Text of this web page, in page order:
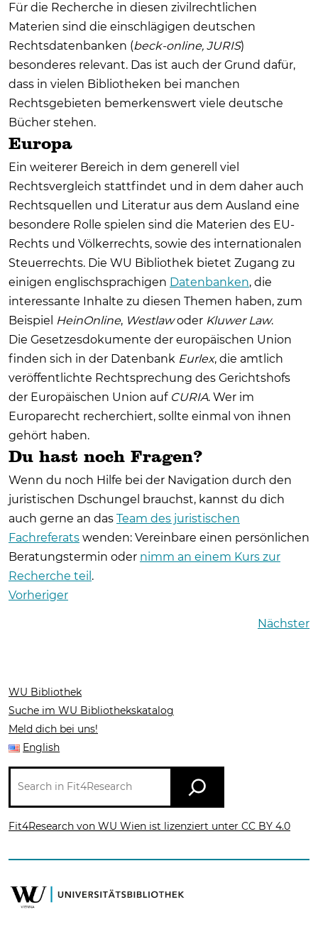
Für die Recherche in diesen zivilrechtlichen
Materien sind die einschlägigen deutschen
Rechtsdatenbanken (beck-online, JURIS)
besonderes relevant. Das ist auch der Grund dafür,
dass in vielen Bibliotheken bei manchen
Rechtsgebieten bemerkenswert viele deutsche
Bücher stehen.
Europa
Ein weiterer Bereich in dem generell viel
Rechtsvergleich stattfindet und in dem daher auch
Rechtsquellen und Literatur aus dem Ausland eine
besondere Rolle spielen sind die Materien des EU-
Rechts und Völkerrechts, sowie des internationalen
Steuerrechts. Die WU Bibliothek bietet Zugang zu
einigen englischsprachigen Datenbanken, die
interessante Inhalte zu diesen Themen haben, zum
Beispiel HeinOnline, Westlawoder Kluwer Law.
Die Gesetzesdokumente der europäischen Union
finden sich in der Datenbank Eurlex, die amtlich
veröffentlichte Rechtsprechung des Gerichtshofs
der Europäischen Union auf CURIA. Wer im
Europarecht recherchiert, sollte einmal von ihnen
gehört haben.
Du hast noch Fragen?
Wenn du noch Hilfe bei der Navigation durch den
juristischen Dschungel brauchst, kannst du dich
auch gerne an das Team des juristischen
Fachreferats wenden: Vereinbare einen persönlichen
Beratungstermin oder nimm an einem Kurs zur
Recherche teil .
Vorheriger
Nächster
WU Bibliothek
Suche im WU Bibliothekskatalog
Meld dich bei uns!
English
Fit4Research
Fit4Research von WU Wien ist lizenziert unter CC BY 4.0